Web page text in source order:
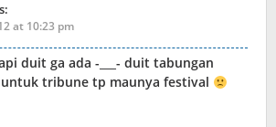
at 10:23 pm
duit ga ada -___- duit tabungan
tribune tp maunya festival